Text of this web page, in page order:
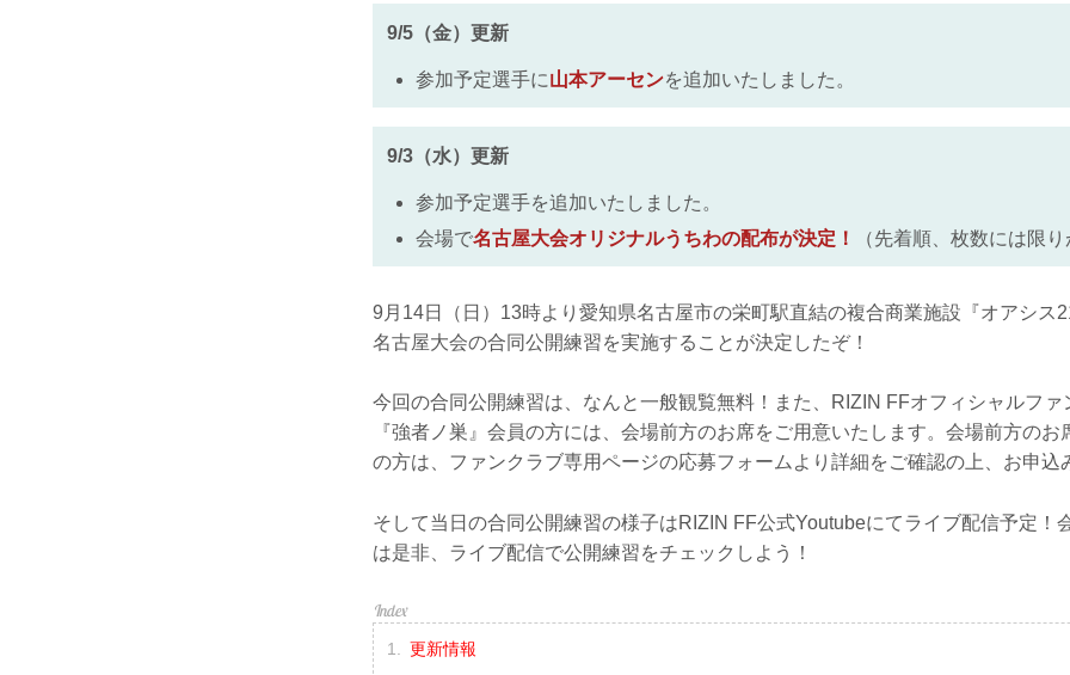
9/5（金）更新
参加予定選手に山本アーセンを追加いたしました。
9/3（水）更新
参加予定選手を追加いたしました。
会場で名古屋大会オリジナルうちわの配布が決定！ （先着順、枚数には限
9月14日（日）13時より愛知県名古屋市の栄町駅直結の複合商業施設『オアシス
名古屋大会の合同公開練習を実施することが決定したぞ！
今回の合同公開練習は、なんと一般観覧無料！また、RIZIN FFオフィシャルファ
『強者ノ巣』会員の方には、会場前方のお席をご用意いたします。会場前方のお
の方は、ファンクラブ専用ページの応募フォームより詳細をご確認の上、お申込
そして当日の合同公開練習の様子はRIZIN FF公式Youtubeにてライブ配信予定！
は是非、ライブ配信で公開練習をチェックしよう！
更新情報